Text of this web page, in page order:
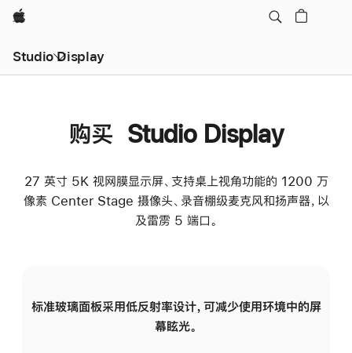
Apple
Studio Display
购买 Studio Display
27 英寸 5K 视网膜显示屏、支持桌上视角功能的 1200 万
像素 Center Stage 摄像头、录音棚级麦克风和扬声器，以
及雷雳 5 端口。
标准玻璃面板采用低反射率设计，可减少使用环境中的屏
幕眩光。